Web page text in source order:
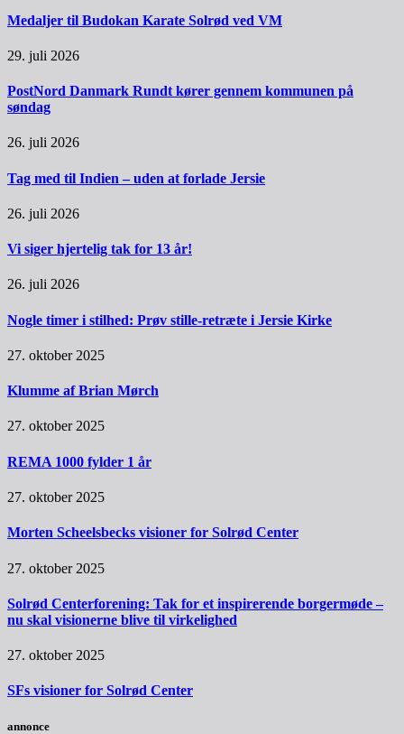
Medaljer til Budokan Karate Solrød ved VM
29. juli 2026
PostNord Danmark Rundt kører gennem kommunen på
søndag
26. juli 2026
Tag med til Indien – uden at forlade Jersie
26. juli 2026
Vi siger hjertelig tak for 13 år!
26. juli 2026
Nogle timer i stilhed: Prøv stille-retræte i Jersie Kirke
27. oktober 2025
Klumme af Brian Mørch
27. oktober 2025
REMA 1000 fylder 1 år
27. oktober 2025
Morten Scheelsbecks visioner for Solrød Center
27. oktober 2025
Solrød Centerforening: Tak for et inspirerende borgermøde –
nu skal visionerne blive til virkelighed
27. oktober 2025
SFs visioner for Solrød Center
annonce